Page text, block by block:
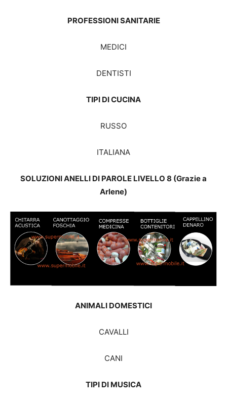
PROFESSIONI SANITARIE
MEDICI
DENTISTI
TIPI DI CUCINA
RUSSO
ITALIANA
SOLUZIONI ANELLI DI PAROLE LIVELLO 8 (Grazie a
Arlene)
ANIMALI DOMESTICI
CAVALLI
CANI
TIPI DI MUSICA